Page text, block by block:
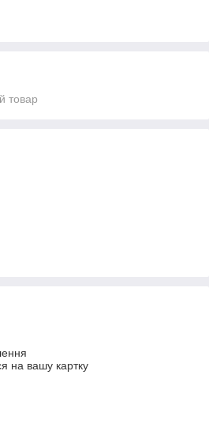
товар
на вашу картку